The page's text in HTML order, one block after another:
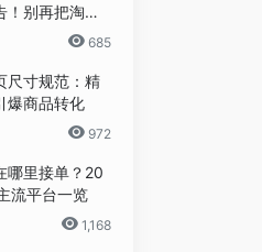
录音软件为您提供诸如MP3、AAC、
内容的多轨、波形和光谱显示功能。这
！别再把淘宝
搬过来了！ 685
尺寸规范：精
爆商品转化
972
哪里接单？20
流平台一览
1,168